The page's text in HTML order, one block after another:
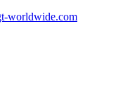
worldwide.com